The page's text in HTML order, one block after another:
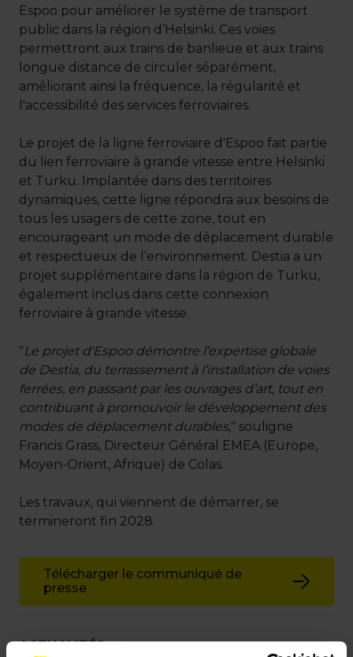
Espoo pour améliorer le système de transport
public dans la région d’Helsinki. Ces voies
permettront aux trains de banlieue et aux trains
longue distance de circuler séparément,
améliorant ainsi la fréquence, la régularité et
l'accessibilité des services ferroviaires.
Le projet de la ligne ferroviaire d'Espoo fait partie
du lien ferroviaire à grande vitesse entre Helsinki
et Turku. Implantée dans des territoires
dynamiques, cette ligne répondra aux besoins de
tous les usagers de cette zone, tout en
encourageant un mode de déplacement durable
et respectueux de l’environnement. Destia a un
projet supplémentaire dans la région de Turku,
également inclus dans cette connexion
ferroviaire à grande vitesse.
"Le projet d'Espoo démontre l’expertise globale
de Destia, du terrassement à l’installation de voies
ferrées, en passant par les ouvrages d’art, tout en
contribuant à promouvoir le développement des
modes de déplacement durables," souligne
Francis Grass, Directeur Général EMEA (Europe,
Moyen-Orient, Afrique) de Colas.
Les travaux, qui viennent de démarrer, se
termineront fin 2028.
Télécharger le communiqué de
presse
ACTUALITÉS